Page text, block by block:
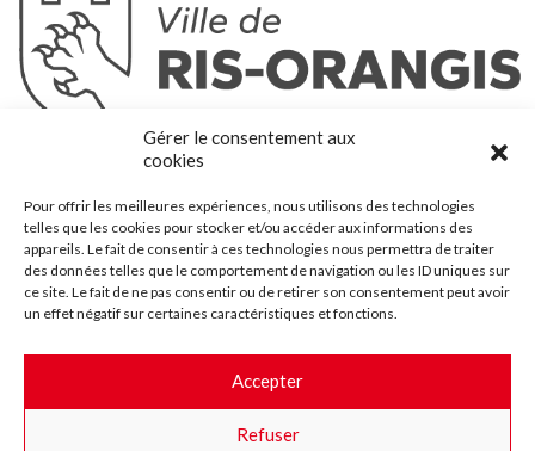
Gérer le consentement aux
cookies
Pour offrir les meilleures expériences, nous utilisons des technologies
telles que les cookies pour stocker et/ou accéder aux informations des
appareils. Le fait de consentir à ces technologies nous permettra de traiter
des données telles que le comportement de navigation ou les ID uniques sur
ce site. Le fait de ne pas consentir ou de retirer son consentement peut avoir
un effet négatif sur certaines caractéristiques et fonctions.
Accepter
Refuser
Ris-Orangis
@2022 — Tous droits réservés
Plan du site
Contact
Accessibilité
Crédits
Les marchés publics
Suggestions & Améliorations